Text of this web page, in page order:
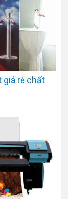
giá rẻ chất